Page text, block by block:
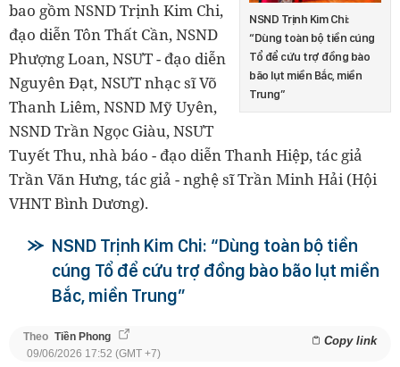
NSND Trịnh Kim Chi:
“Dùng toàn bộ tiền cúng
Tổ để cứu trợ đồng bào
bão lụt miền Bắc, miền
Trung”
bao gồm NSND Trịnh Kim Chi,
đạo diễn Tôn Thất Cần, NSND
Phượng Loan, NSƯT - đạo diễn
Nguyên Đạt, NSƯT nhạc sĩ Võ
Thanh Liêm, NSND Mỹ Uyên,
NSND Trần Ngọc Giàu, NSƯT
Tuyết Thu, nhà báo - đạo diễn Thanh Hiệp, tác giả
Trần Văn Hưng, tác giả - nghệ sĩ Trần Minh Hải (Hội
VHNT Bình Dương).
NSND Trịnh Kim Chi: “Dùng toàn bộ tiền
cúng Tổ để cứu trợ đồng bào bão lụt miền
Bắc, miền Trung”
Theo Tiền Phong Copy link
09/06/2026 17:52 (GMT +7)